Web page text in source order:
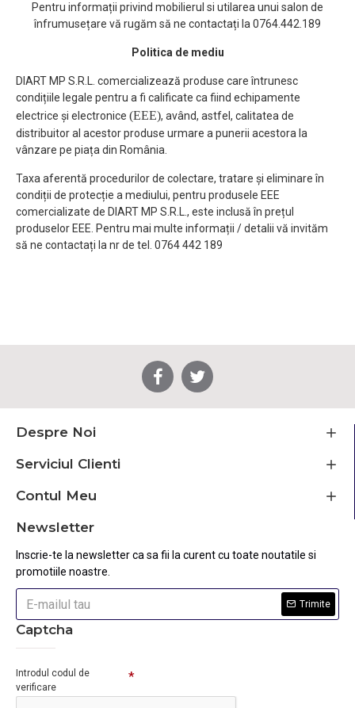
Pentru informații privind mobilierul si utilarea unui salon de
înfrumusețare vă rugăm să ne contactați la 0764.442.189
Politica de mediu
DIART MP S.R.L. comercializează produse care întrunesc
condițiile legale pentru a fi calificate ca fiind echipamente
electrice și electronice (EEE), având, astfel, calitatea de
distribuitor al acestor produse urmare a punerii acestora la
vânzare pe piața din România.
Taxa aferentă procedurilor de colectare, tratare și eliminare în
condiții de protecție a mediului, pentru produsele EEE
comercializate de DIART MP S.R.L., este inclusă în prețul
produselor EEE. Pentru mai multe informații / detalii vă invităm
să ne contactați la nr de tel. 0764 442 189
Despre Noi
Serviciul Clienti
Contul Meu
Newsletter
Inscrie-te la newsletter ca sa fii la curent cu toate noutatile si
promotiile noastre.
Trimite
Captcha
Introdul codul de
verificare